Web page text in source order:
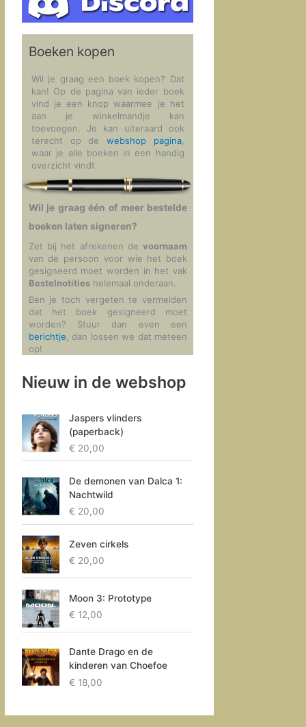
Boeken kopen
Wil je graag een boek kopen? Dat
kan! Op de pagina van ieder boek
vind je een knop waarmee je het
aan je winkelmandje kan
toevoegen. Je kan uiteraard ook
terecht op dewebshop pagina,
waar je alle boeken in een handig
overzicht vindt.
Wil je graag één of meer bestelde
boeken laten signeren?
Zet bij het afrekenen devoornaam
van de persoon voor wie het boek
gesigneerd moet worden in het vak
Bestelnotitieshelemaal onderaan.
Ben je toch vergeten te vermelden
dat het boek gesigneerd moet
worden? Stuur dan even een
berichtje, dan lossen we dat meteen
op!
Nieuw in de webshop
Jaspers vlinders
(paperback)
€ 20,00
De demonen van Dalca 1:
Nachtwild
€ 20,00
Zeven cirkels
€ 20,00
Moon 3: Prototype
€ 12,00
Dante Drago en de
kinderen van Choefoe
€ 18,00